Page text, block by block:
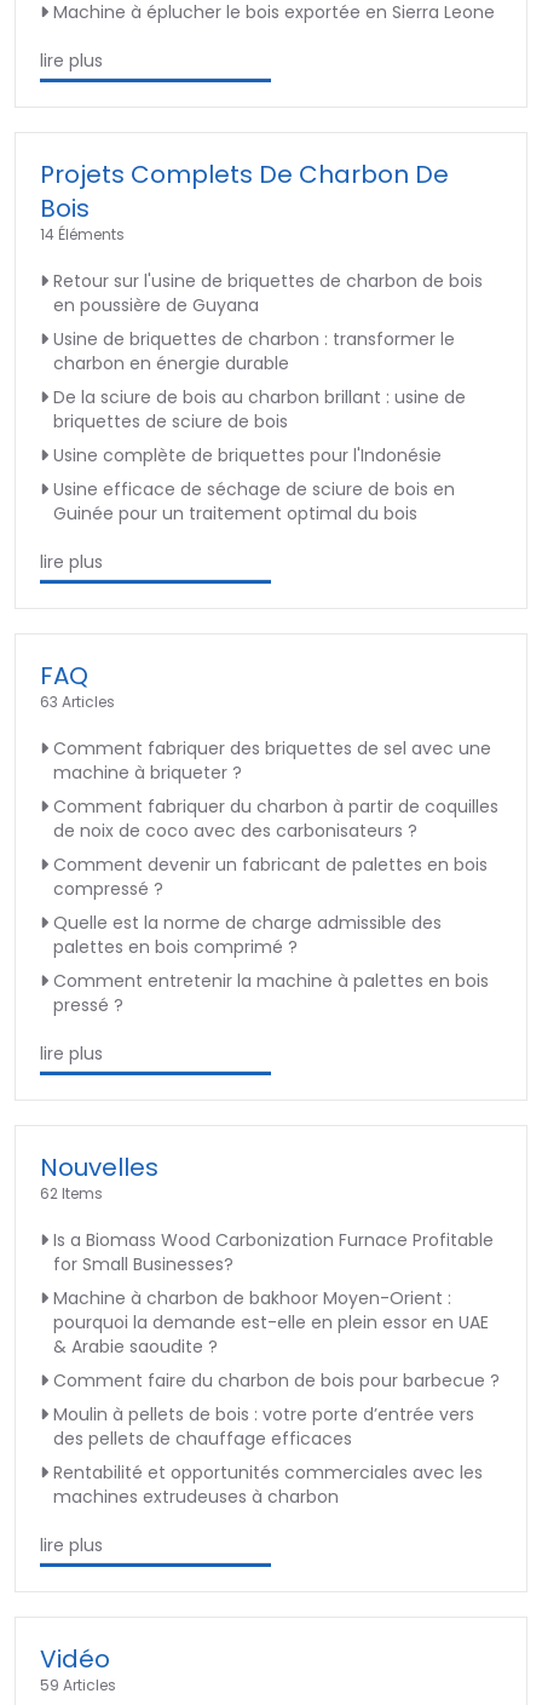
Machine à éplucher le bois exportée en Sierra Leone
lire plus
Projets Complets De Charbon De
Bois
14 Éléments
Retour sur l'usine de briquettes de charbon de bois
en poussière de Guyana
Usine de briquettes de charbon : transformer le
charbon en énergie durable
De la sciure de bois au charbon brillant : usine de
briquettes de sciure de bois
Usine complète de briquettes pour l'Indonésie
Usine efficace de séchage de sciure de bois en
Guinée pour un traitement optimal du bois
lire plus
FAQ
63 Articles
Comment fabriquer des briquettes de sel avec une
machine à briqueter ?
Comment fabriquer du charbon à partir de coquilles
de noix de coco avec des carbonisateurs ?
Comment devenir un fabricant de palettes en bois
compressé ?
Quelle est la norme de charge admissible des
palettes en bois comprimé ?
Comment entretenir la machine à palettes en bois
pressé ?
lire plus
Nouvelles
62 Items
Is a Biomass Wood Carbonization Furnace Profitable
for Small Businesses?
Machine à charbon de bakhoor Moyen-Orient :
pourquoi la demande est-elle en plein essor en UAE
& Arabie saoudite ?
Comment faire du charbon de bois pour barbecue ?
Moulin à pellets de bois : votre porte d’entrée vers
des pellets de chauffage efficaces
Rentabilité et opportunités commerciales avec les
machines extrudeuses à charbon
lire plus
Vidéo
59 Articles